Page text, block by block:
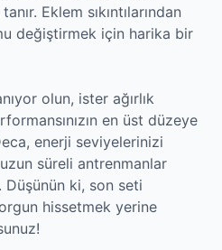
Eklem sıkıntılarından
değiştirmek için harika bir
olun, ister ağırlık
en üst düzeye
enerji seviyelerinizi
süreli antrenmanlar
Düşünün ki, son seti
hissetmek yerine